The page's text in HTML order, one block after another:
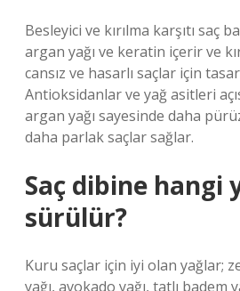
Besleyici ve kırılma karşıtı saç
argan yağı ve keratin içerir ve
cansız ve hasarlı saçlar için
Antioksidanlar ve yağ asitleri
argan yağı sayesinde daha
daha parlak saçlar sağlar.
Saç dibine hangi
sürülür?
Kuru saçlar için iyi olan yağlar;
yağı, avokado yağı, tatlı badem